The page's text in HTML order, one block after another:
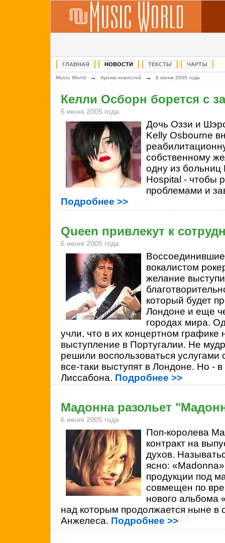
ГЛАВНАЯ НОВОСТИ ТЕКСТЫ ЧАРТЫ
Music World→ Архив новостей→ 6 июня 2005 года
Келли Осборн борется с
6 июня 2005 года
Дочь Оззи и
Kelly Osbourne
собственному
одну из
Hospital - чтобы
проблемами и
Подробнее >>
Queen привлекут к
6 июня 2005 года
вокалистом
желание
который будет
Лондоне и еще
городах мира.
учли, что в их концертном графике
выступление в Португалии. Не
решили воспользоваться услугами
все-таки выступят в Лондоне. Но -
Лиссабона. Подробнее >>
Мадонна разольет
6 июня 2005 года
Поп-королева
контракт на
духов.
ясно:
продукции под
совмещен по
нового альбома
над которым продолжается ныне в
Анжелеса. Подробнее >>